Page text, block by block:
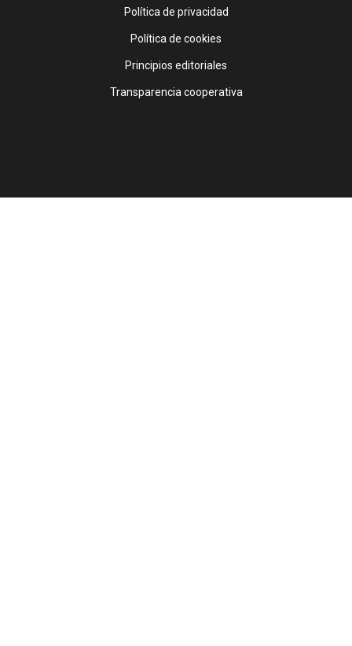
Política de privacidad
Política de cookies
Principios editoriales
Transparencia cooperativa